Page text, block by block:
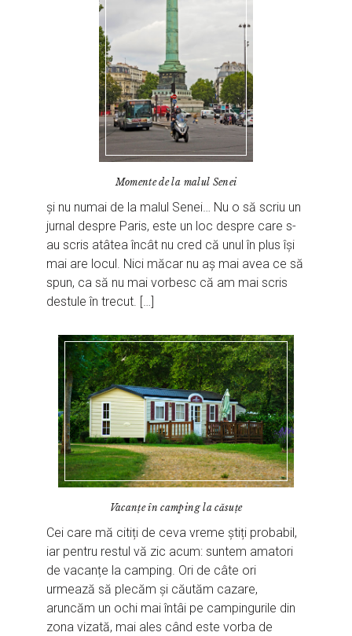
Momente de la malul Senei
și nu numai de la malul Senei… Nu o să scriu un
jurnal despre Paris, este un loc despre care s-
au scris atâtea încât nu cred că unul în plus își
mai are locul. Nici măcar nu aș mai avea ce să
spun, ca să nu mai vorbesc că am mai scris
destule în trecut. […]
Vacanțe în camping la căsuțe
Cei care mă citiți de ceva vreme știți probabil,
iar pentru restul vă zic acum: suntem amatori
de vacanțe la camping. Ori de câte ori
urmează să plecăm și căutăm cazare,
aruncăm un ochi mai întâi pe campingurile din
zona vizată, mai ales când este vorba de